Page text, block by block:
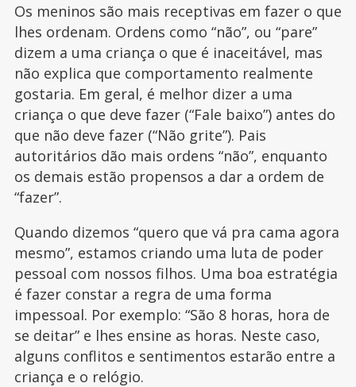
Os meninos são mais receptivas em fazer o que
lhes ordenam. Ordens como “não”, ou “pare”
dizem a uma criança o que é inaceitável, mas
não explica que comportamento realmente
gostaria. Em geral, é melhor dizer a uma
criança o que deve fazer (“Fale baixo”) antes do
que não deve fazer (“Não grite”). Pais
autoritários dão mais ordens “não”, enquanto
os demais estão propensos a dar a ordem de
“fazer”.
Quando dizemos “quero que vá pra cama agora
mesmo”, estamos criando uma luta de poder
pessoal com nossos filhos. Uma boa estratégia
é fazer constar a regra de uma forma
impessoal. Por exemplo: “São 8 horas, hora de
se deitar” e lhes ensine as horas. Neste caso,
alguns conflitos e sentimentos estarão entre a
criança e o relógio.